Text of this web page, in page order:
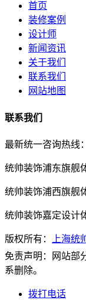
首页
装修案例
设计师
新闻资讯
关于我们
联系我们
网站地图
联系我们
最新统一咨询热线
统帅装饰浦东旗舰
统帅装饰浦西旗舰
统帅装饰嘉定设计
版权所有： 上海统
免责声明：网站部
系删除。
拨打电话